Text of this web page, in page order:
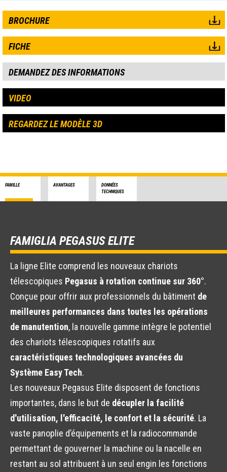
BROCHURE
FICHE
DEMANDEZ DES INFORMATIONS
VIDEO
REGARDEZ LE MODÈLE 3D
FAMILLE AVANTAGES
DONNÉES
TECHNIQUES
FAMIGLIA PEGASUS ELITE
La ligne Elite comprend les nouveaux chariots
télescopiques Pegasus à rotation continue sur 360°.
Conçue pour offrir aux professionnels du bâtiment de
meilleures performances dans toutes les opérations
de manutention, la nouvelle gamme intègre le potentiel
des chariots télescopiques rotatifs aux
caractéristiques technologiques avancées du
Système Easy Tech.
Les nouveaux Pegasus Elite disposent de fonctions
importantes, dans le but de décupler la facilité
d'utilisation, l'efficacité, le confort et la sécurité. La
vaste panoplie d’équipements et la radiocommande
permettant de gouverner la machine ou la nacelle en
restant au sol attribuent à un seul engin les fonctions